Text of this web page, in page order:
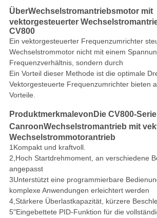
ÜberWechselstromantriebsmotor mit
vektorgesteuerter
CV800
Ein vektorgesteuerter Frequenzumrichter
Wechselstrommotor nicht mit einem
Frequenzverhältnis, sondern durch
Ein Vorteil dieser Methode ist die optimale
Vektorgesteuerte Frequenzumrichter bieten
Vorteile.
Produktmerkmalevon Die CV800-
CanroonWechselstromantrieb mit
Wechselstrommotorantrieb
1Kompakt und kraftvoll.
2,Hoch Startdrehmoment, an verschiedene
angepasst
3Unterstützt eine programmierbare
komplexe Anwendungen erleichtert werden
4,Stärkere Überlastkapazität, kürzere
5"Eingebettete PID-Funktion für die